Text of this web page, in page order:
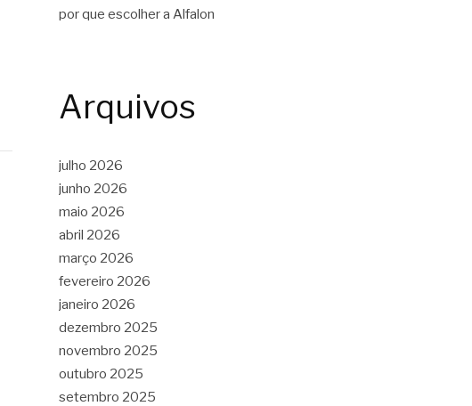
por que escolher a Alfalon
Arquivos
julho 2026
junho 2026
maio 2026
abril 2026
março 2026
fevereiro 2026
janeiro 2026
dezembro 2025
novembro 2025
outubro 2025
setembro 2025